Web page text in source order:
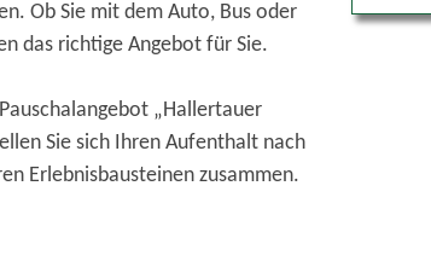
Ob Sie mit dem Auto, Bus oder
das richtige Angebot für Sie.
„Hallertauer
Sie sich Ihren Aufenthalt nach
Erlebnisbausteinen zusammen.